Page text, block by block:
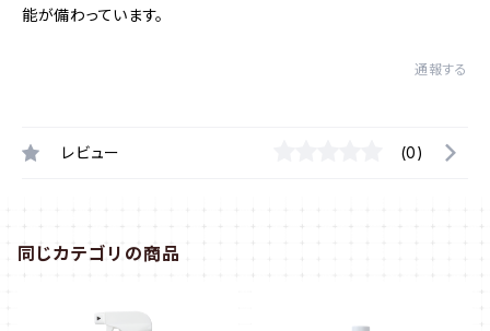
能が備わっています。
通報する
レビュー (0)
同じカテゴリの商品